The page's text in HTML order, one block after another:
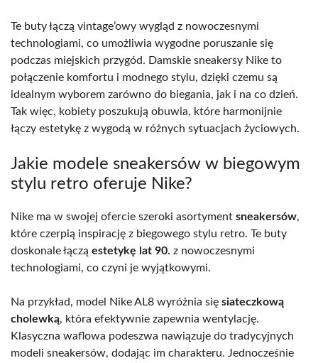
Te buty łączą vintage’owy wygląd z nowoczesnymi
technologiami, co umożliwia wygodne poruszanie się
podczas miejskich przygód. Damskie sneakersy Nike to
połączenie komfortu i modnego stylu, dzięki czemu są
idealnym wyborem zarówno do biegania, jak i na co dzień.
Tak więc, kobiety poszukują obuwia, które harmonijnie
łączy estetykę z wygodą w różnych sytuacjach życiowych.
Jakie modele sneakersów w biegowym
stylu retro oferuje Nike?
Nike ma w swojej ofercie szeroki asortyment sneakersów,
które czerpią inspirację z biegowego stylu retro. Te buty
doskonale łączą estetykę lat 90. z nowoczesnymi
technologiami, co czyni je wyjątkowymi.
Na przykład, model Nike AL8 wyróżnia się siateczkową
cholewką, która efektywnie zapewnia wentylację.
Klasyczna waflowa podeszwa nawiązuje do tradycyjnych
modeli sneakersów, dodając im charakteru. Jednocześnie